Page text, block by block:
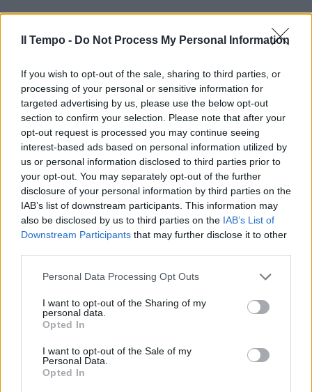
Il Tempo - Do Not Process My Personal Information
If you wish to opt-out of the sale, sharing to third parties, or
processing of your personal or sensitive information for
targeted advertising by us, please use the below opt-out
section to confirm your selection. Please note that after your
opt-out request is processed you may continue seeing
interest-based ads based on personal information utilized by
us or personal information disclosed to third parties prior to
your opt-out. You may separately opt-out of the further
disclosure of your personal information by third parties on the
IAB’s list of downstream participants. This information may
also be disclosed by us to third parties on the IAB’s List of
Downstream Participants that may further disclose it to other
Personal Data Processing Opt Outs
I want to opt-out of the Sharing of my
personal data.
Opted In
I want to opt-out of the Sale of my
Personal Data.
Opted In
In evidenza